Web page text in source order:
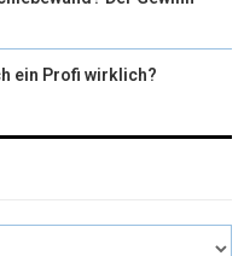
ein Profi wirklich?